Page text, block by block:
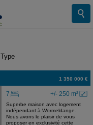
Type
1 350 000 €
+/- 250 m²
7
Superbe maison avec logement
indépendant à Wormeldange.
Nous avons le plaisir de vous
proposer en exclusivité cette